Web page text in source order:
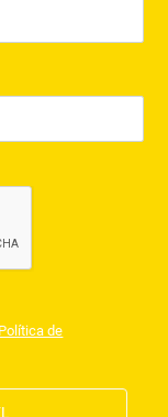
Política de